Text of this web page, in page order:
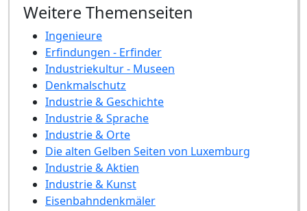
Weitere Themenseiten
Ingenieure
Erfindungen - Erfinder
Industriekultur - Museen
Denkmalschutz
Industrie & Geschichte
Industrie & Sprache
Industrie & Orte
Die alten Gelben Seiten von Luxemburg
Industrie & Aktien
Industrie & Kunst
Eisenbahndenkmäler